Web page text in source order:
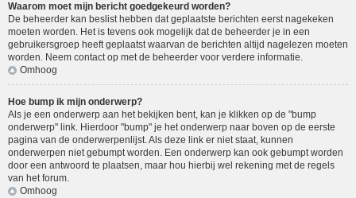
Waarom moet mijn bericht goedgekeurd worden?
De beheerder kan beslist hebben dat geplaatste berichten eerst nagekeken
moeten worden. Het is tevens ook mogelijk dat de beheerder je in een
gebruikersgroep heeft geplaatst waarvan de berichten altijd nagelezen moeten
worden. Neem contact op met de beheerder voor verdere informatie.
Omhoog
Hoe bump ik mijn onderwerp?
Als je een onderwerp aan het bekijken bent, kan je klikken op de "bump
onderwerp" link. Hierdoor "bump" je het onderwerp naar boven op de eerste
pagina van de onderwerpenlijst. Als deze link er niet staat, kunnen
onderwerpen niet gebumpt worden. Een onderwerp kan ook gebumpt worden
door een antwoord te plaatsen, maar hou hierbij wel rekening met de regels
van het forum.
Omhoog